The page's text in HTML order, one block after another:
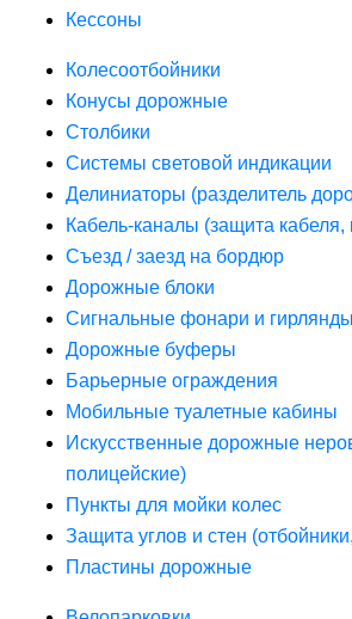
Кессоны
Колесоотбойники
Конусы дорожные
Столбики
Системы световой индикации
Делиниаторы (разделитель
Кабель-каналы (защита
Съезд / заезд на бордюр
Дорожные блоки
Сигнальные фонари и гирлянды
Дорожные буферы
Барьерные ограждения
Мобильные туалетные кабины
Искусственные дорожные
полицейские)
Пункты для мойки колес
Защита углов и стен
Пластины дорожные